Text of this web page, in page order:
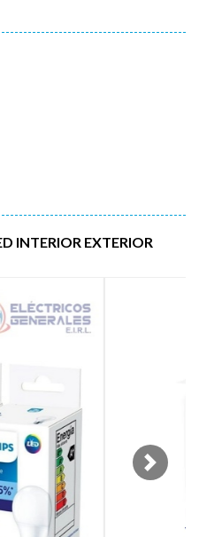
Next
INTERIOR EXTERIOR